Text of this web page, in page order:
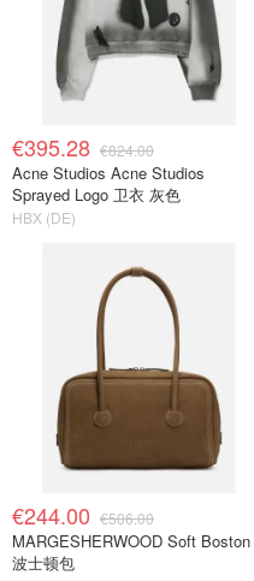
€395.28 €824.00
Acne Studios Acne Studios
Sprayed Logo 卫衣 灰色
HBX (DE)
€244.00 €506.00
MARGESHERWOOD Soft Boston
波士顿包